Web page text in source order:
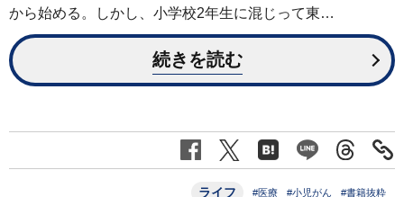
から始める。しかし、小学校2年生に混じって東…
続きを読む
ライフ #医療 #小児がん #書籍抜粋